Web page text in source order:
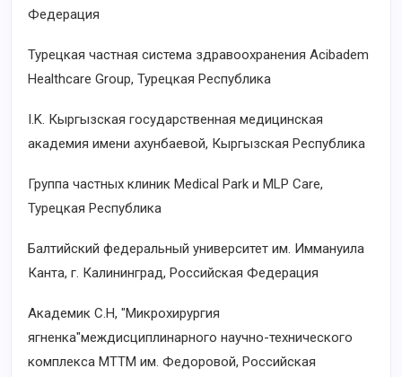
Федерация
Турецкая частная система здравоохранения Acibadem
Healthcare Group, Турецкая Республика
I.K. Кыргызская государственная медицинская
академия имени ахунбаевой, Кыргызская Республика
Группа частных клиник Medical Park и MLP Care,
Турецкая Республика
Балтийский федеральный университет им. Иммануила
Канта, г. Калининград, Российская Федерация
Академик С.Н, "Микрохирургия
ягненка"междисциплинарного научно-технического
комплекса МТТМ им. Федоровой, Российская